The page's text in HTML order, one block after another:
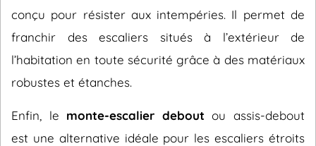
conçu pour résister aux intempéries. Il permet de
franchir des escaliers situés à l’extérieur de
l’habitation en toute sécurité grâce à des matériaux
robustes et étanches.
Enfin, le monte-escalier debout ou assis-debout
est une alternative idéale pour les escaliers étroits